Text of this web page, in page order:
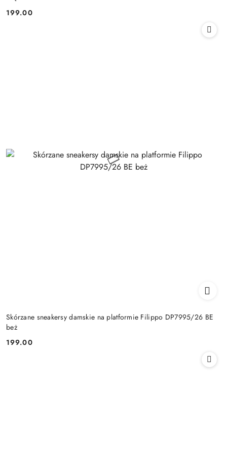
Cena:
199.00
Skórzane sneakersy damskie na platformie Filippo DP7995/26 BE
beż
Cena:
199.00